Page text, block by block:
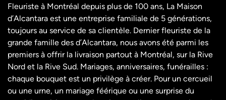
Fleuriste à Montréal depuis plus de 100 ans, La Maison
d’Alcantara est une entreprise familiale de 5 générations,
toujours au service de sa clientèle. Dernier fleuriste de la
grande famille des d’Alcantara, nous avons été parmi les
premiers à offrir la livraison partout à Montréal, sur la Rive
Nord et la Rive Sud. Mariages, anniversaires, funérailles :
chaque bouquet est un privilège à créer. Pour un cercueil
ou une urne, un mariage féérique ou une surprise du